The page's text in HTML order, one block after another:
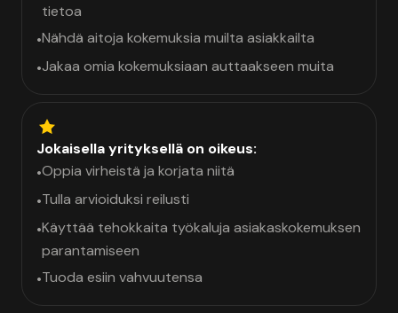
tietoa
•Nähdä aitoja kokemuksia muilta asiakkailta
•Jakaa omia kokemuksiaan auttaakseen muita
Jokaisella yrityksellä on oikeus:
•Oppia virheistä ja korjata niitä
•Tulla arvioiduksi reilusti
•Käyttää tehokkaita työkaluja asiakaskokemuksen
parantamiseen
•Tuoda esiin vahvuutensa